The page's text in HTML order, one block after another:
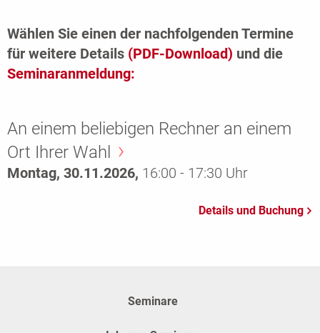
Wählen Sie einen der nachfolgenden Termine
für weitere Details (PDF-Download) und die
Seminaranmeldung:
An einem beliebigen Rechner an einem
Ort Ihrer Wahl
Montag, 30.11.2026, 16:00 - 17:30 Uhr
Seminare